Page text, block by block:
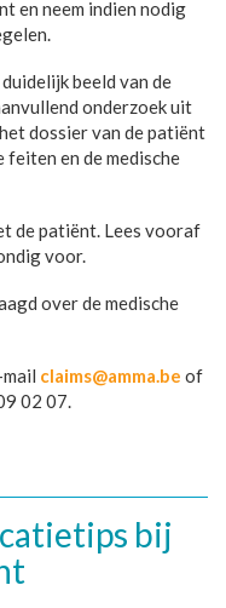
en neem indien nodig
beeld van de
onderzoek uit
dossier van de patiënt
en de medische
de patiënt. Lees vooraf
voor.
over de medische
claims@amma.be of
02 07.
bij